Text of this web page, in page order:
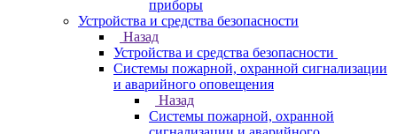
приборы
Устройства и средства безопасности
Назад
Устройства и средства безопасности
Системы пожарной, охранной сигнализации
и аварийного оповещения
Назад
Системы пожарной, охранной